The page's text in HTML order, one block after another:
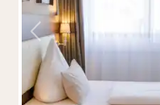
Vorheriges Bild